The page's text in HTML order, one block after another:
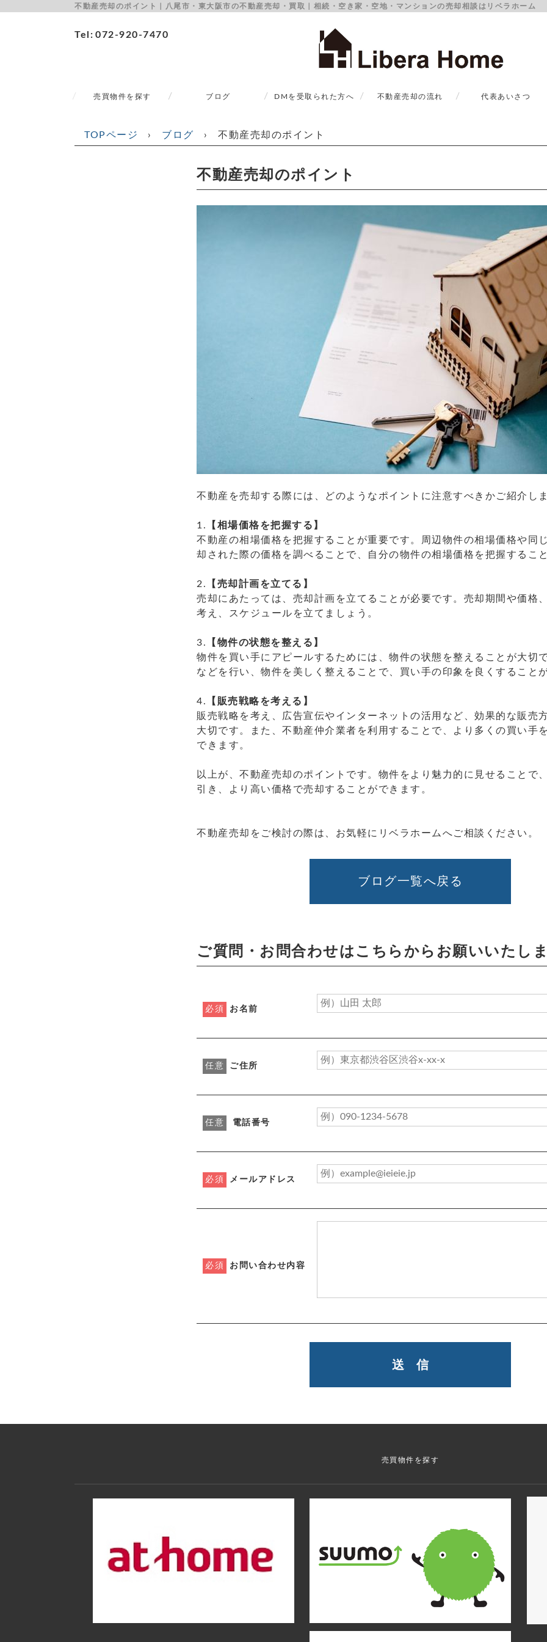
不動産売却のポイント｜八尾市・東大阪市の不動産売却・買取｜相続・空き家・空地・マンションの売却相談はリベラホーム
Tel 072-920-7470
売買物件を探す ブログ DMを受取られた方へ 不動産売却の流れ 代表あいさつ
TOPページ › ブログ › 不動産売却のポイント
不動産売却のポイント
不動産を売却する際には、どのようなポイントに注意すべきかご紹介し
1.
【相場価格を把握する】
不動産の相場価格を把握することが重要です。周辺物件の相場価格や同
却された際の価格を調べることで、自分の物件の相場価格を把握するこ
2.
【売却計画を立てる】
売却にあたっては、売却計画を立てることが必要です。売却期間や価格
考え、スケジュールを立てましょう。
3.
【物件の状態を整える】
物件を買い手にアピールするためには、物件の状態を整えることが大切
などを行い、物件を美しく整えることで、買い手の印象を良くすること
4.
【販売戦略を考える】
販売戦略を考え、広告宣伝やインターネットの活用など、効果的な販売
大切です。また、不動産仲介業者を利用することで、より多くの買い手
できます。
以上が、不動産売却のポイントです。物件をより魅力的に見せることで
引き、より高い価格で売却することができます。
不動産売却をご検討の際は、お気軽にリベラホームへご相談ください。
ブログ一覧へ戻る
ご質問・お問合わせはこちらからお願いいたし
必須 お名前
任意 ご住所
任意 電話番号
必須 メールアドレス
必須 お問い合わせ内容
売買物件を探す